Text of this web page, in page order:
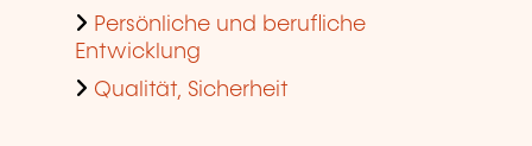
Persönliche und berufliche
Entwicklung
Qualität, Sicherheit